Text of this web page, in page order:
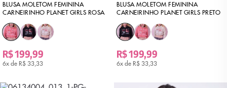
BLUSA MOLETOM FEMININA
CARNEIRINHO PLANET GIRLS ROSA
R$ 199,99
6x de R$ 33,33
BLUSA MOLETOM FEMININA
CARNEIRINHO PLANET GIRLS PRETO
R$ 199,99
6x de R$ 33,33